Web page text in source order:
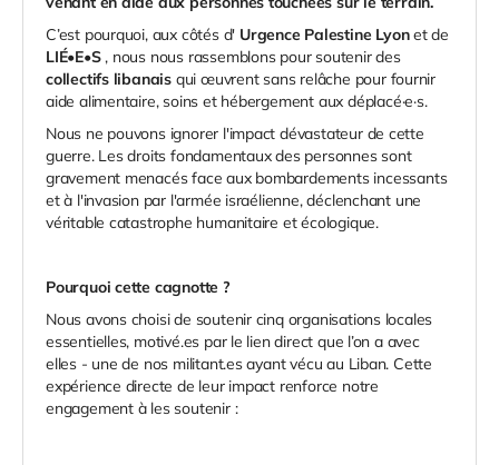
C’est pourquoi, aux côtés d' Urgence Palestine Lyon et de
LIÉ•E•S , nous nous rassemblons pour soutenir des
collectifs libanais qui œuvrent sans relâche pour fournir
aide alimentaire, soins et hébergement aux déplacé·e·s.
Nous ne pouvons ignorer l'impact dévastateur de cette
guerre. Les droits fondamentaux des personnes sont
gravement menacés face aux bombardements incessants
et à l'invasion par l'armée israélienne, déclenchant une
véritable catastrophe humanitaire et écologique.
Pourquoi cette cagnotte ?
Nous avons choisi de soutenir cinq organisations locales
essentielles, motivé.es par le lien direct que l’on a avec
elles - une de nos militant.es ayant vécu au Liban. Cette
expérience directe de leur impact renforce notre
engagement à les soutenir :